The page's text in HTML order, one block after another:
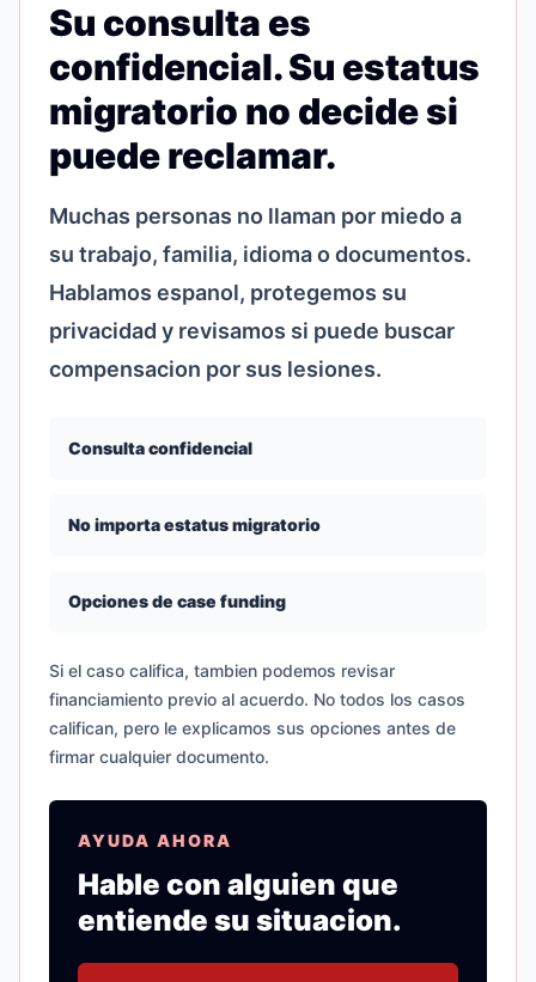
Su consulta es
confidencial. Su estatus
migratorio no decide si
puede reclamar.
Muchas personas no llaman por miedo a
su trabajo, familia, idioma o documentos.
Hablamos espanol, protegemos su
privacidad y revisamos si puede buscar
compensacion por sus lesiones.
Consulta confidencial
No importa estatus migratorio
Opciones de case funding
Si el caso califica, tambien podemos revisar
financiamiento previo al acuerdo. No todos los casos
califican, pero le explicamos sus opciones antes de
firmar cualquier documento.
AYUDA AHORA
Hable con alguien que
entiende su situacion.